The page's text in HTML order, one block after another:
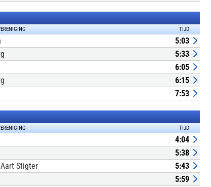
TIJD
5:03
5:33
6:05
6:15
7:53
TIJD
4:04
5:38
Stigter
5:43
5:59